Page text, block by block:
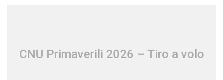
CNU Primaverili 2026 – Tiro a volo